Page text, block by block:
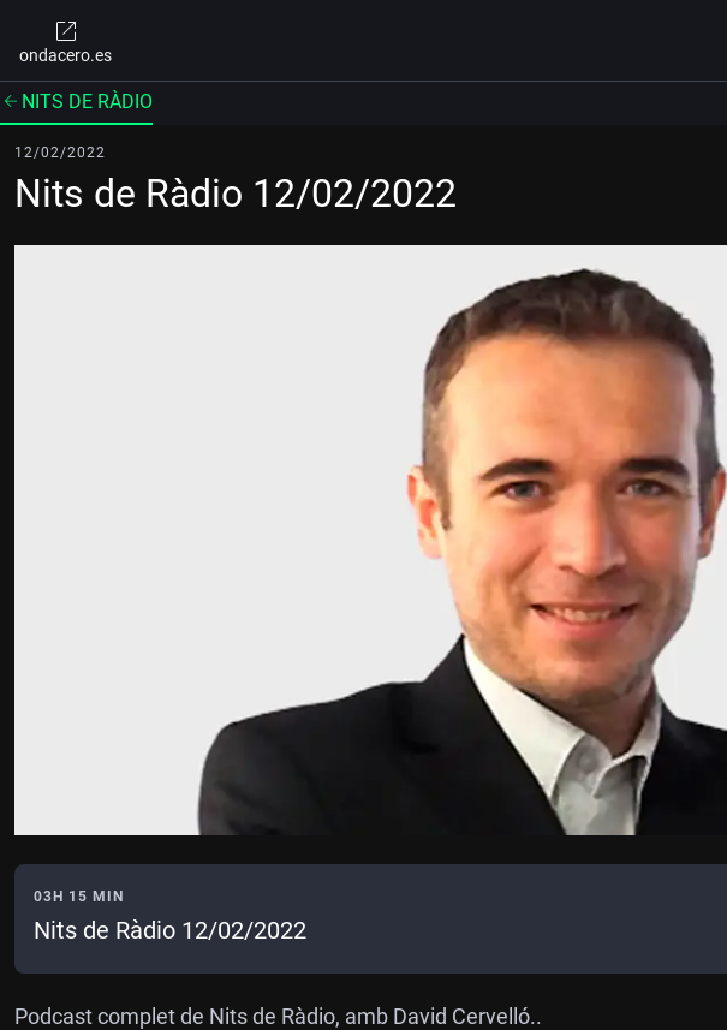
ondacero.es
NITS DE RÀDIO
12/02/2022
Nits de Ràdio 12/02/2022
03H 15 MIN
Nits de Ràdio 12/02/2022
Podcast complet de Nits de Ràdio, amb David Cervelló..